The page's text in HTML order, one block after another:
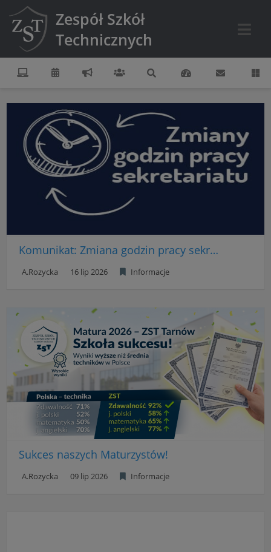
Zespół Szkół
Technicznych
Komunikat: Zmiana godzin pracy sekretariatu
A.Rozycka 16 lip 2026 Informacje
Sukces naszych Maturzystów!
A.Rozycka 09 lip 2026 Informacje